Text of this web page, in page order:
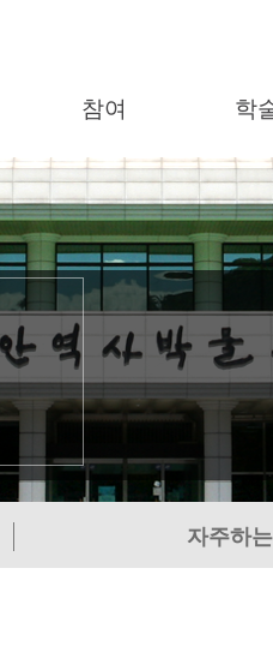
참여 학
자주하